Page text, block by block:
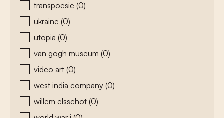
transpoesie (0)
ukraine (0)
utopia (0)
van gogh museum (0)
video art (0)
west india company (0)
willem elsschot (0)